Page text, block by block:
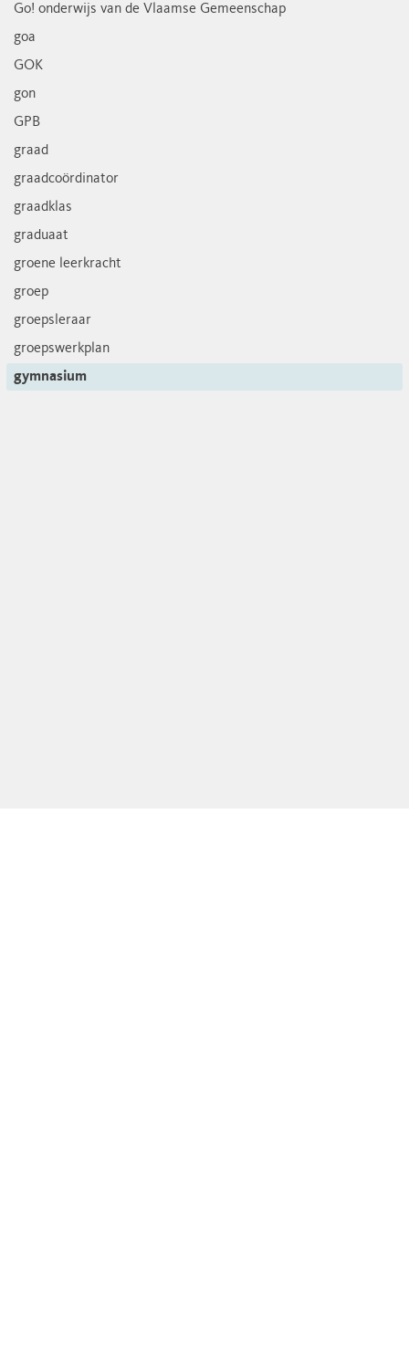
Go! onderwijs van de Vlaamse Gemeenschap
goa
GOK
gon
GPB
graad
graadcoördinator
graadklas
graduaat
groene leerkracht
groep
groepsleraar
groepswerkplan
gymnasium